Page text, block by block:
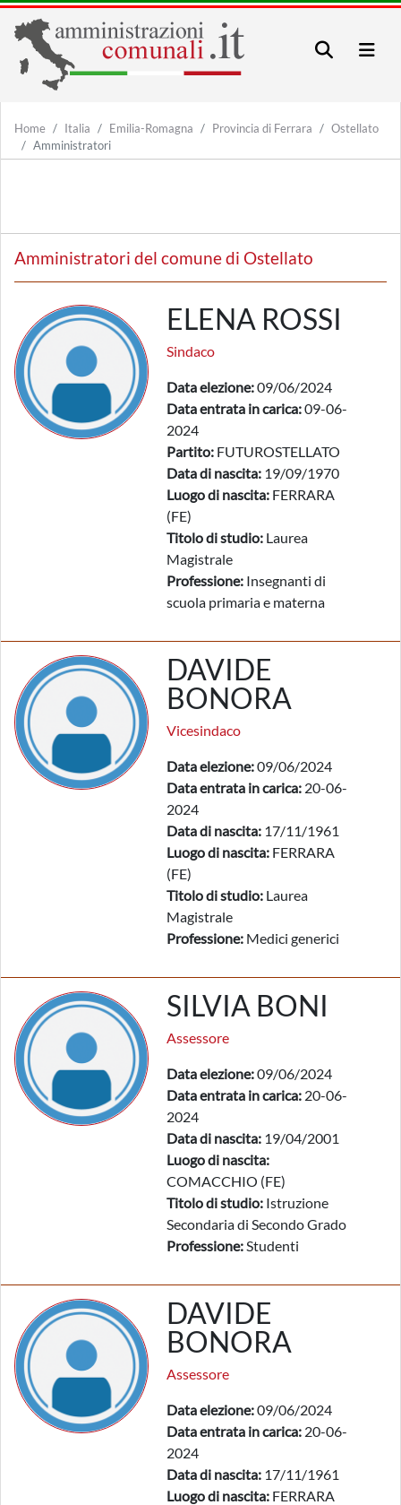
Home Italia Emilia-Romagna Provincia di Ferrara
Ostellato
Amministratori
Amministratori del comune di Ostellato
ELENA ROSSI
Sindaco
Data elezione:09/06/2024
Data entrata in carica:09-06-
2024
Partito: FUTUROSTELLATO
Data di nascita: 19/09/1970
Luogo di nascita: FERRARA
(FE)
Titolo di studio: Laurea
Magistrale
Professione: Insegnanti di
scuola primaria e materna
DAVIDE
BONORA
Vicesindaco
Data elezione:09/06/2024
Data entrata in carica: 20-06-
2024
Data di nascita: 17/11/1961
Luogo di nascita: FERRARA
(FE)
Titolo di studio: Laurea
Magistrale
Professione: Medici generici
SILVIA BONI
Assessore
Data elezione:09/06/2024
Data entrata in carica: 20-06-
2024
Data di nascita: 19/04/2001
Luogo di nascita:
COMACCHIO (FE)
Titolo di studio: Istruzione
Secondaria di Secondo Grado
Professione:Studenti
DAVIDE
BONORA
Assessore
Data elezione:09/06/2024
Data entrata in carica: 20-06-
2024
Data di nascita: 17/11/1961
Luogo di nascita: FERRARA